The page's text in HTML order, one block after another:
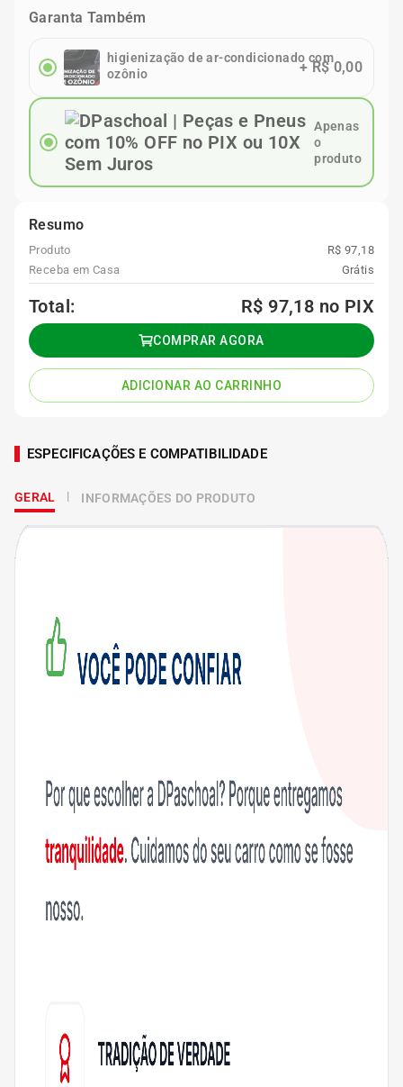
Garanta Também
higienização de ar-condicionado com
ozônio
+R$ 0,00
Apenas
o
produto
Resumo
Produto
R$ 97,18
Receba em Casa
Grátis
Total: R$ 97,18 no PIX
COMPRAR AGORA
ADICIONAR AO CARRINHO
ESPECIFICAÇÕES E COMPATIBILIDADE
GERAL INFORMAÇÕES DO PRODUTO